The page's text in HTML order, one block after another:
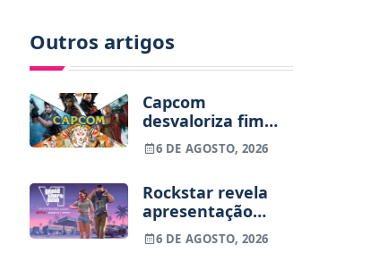
Outros artigos
Capcom
desvaloriza fim
dos jogos físicos
na PlayStation
6 DE AGOSTO, 2026
Rockstar revela
apresentação
alargada de GTA
VI para 27 de
6 DE AGOSTO, 2026